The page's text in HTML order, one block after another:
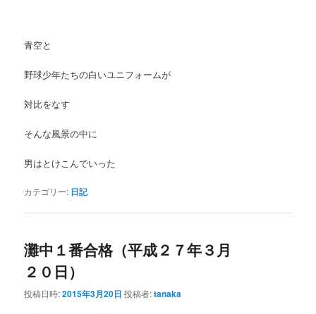
青空と
野球少年たちの白いユニフォームが
対比をなす
そんな風景の中に
男はとけこんでいった
カテゴリー: 日記
灘中１番合格（平成２７年３月
２０日）
投稿日時:2015年3月20日 投稿者:tanaka